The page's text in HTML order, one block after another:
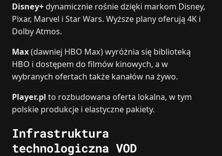
Disney+ dynamicznie rośnie dzięki markom Disney,
Pixar, Marvel i Star Wars. Wyższe plany oferują 4K i
Dolby Atmos.
Max(dawniej HBO Max) wyróżnia się biblioteką
HBO i dostępem do filmów kinowych, a w
wybranych ofertach także kanałów na żywo.
Player.pl to rozbudowana oferta lokalna, w tym
polskie produkcje i elastyczne pakiety.
Infrastruktura
technologiczna VOD